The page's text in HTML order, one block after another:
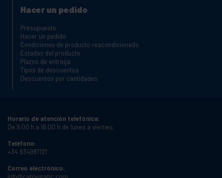
Hacer un pedido
Presupuesto
Hacer un pedido
Condiciones de producto reacondicionado
Estados del producto
Plazos de entrega
Tipos de descuentos
Descuentos por cantidades
Horario de atención telefónica:
De 9:00 h a 18:00 h de lunes a viernes
Teléfono:
+34 934987121
Correo electrónico: